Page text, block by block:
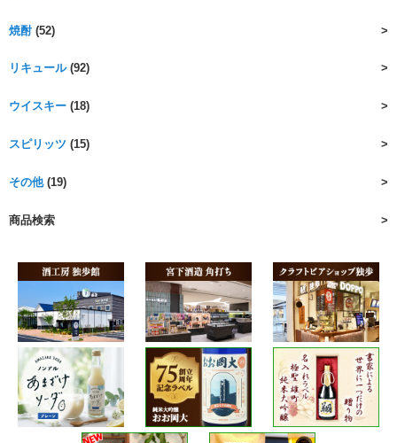
焼酎(52)
リキュール(92)
ウイスキー (18)
スピリッツ (15)
その他(19)
商品検索